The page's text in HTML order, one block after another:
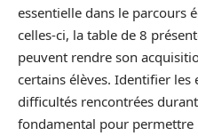
essentielle dans le parcours
celles-ci, la table de 8
peuvent rendre son
certains élèves. Identifier les
difficultés rencontrées
fondamental pour permettre